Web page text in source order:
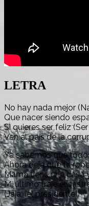
LETRA
No hay nada mejor
Que nacer siendo
Si quieres ser feliz
Ven al país de la
Ya sabemos que
Ahora deja que te
Mamá tiene una casa
Mi último traje el
(Jaja, ¡el presidente!)